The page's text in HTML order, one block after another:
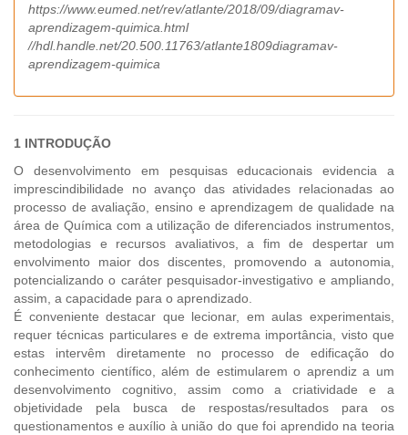
https://www.eumed.net/rev/atlante/2018/09/diagramav-
aprendizagem-quimica.html
//hdl.handle.net/20.500.11763/atlante1809diagramav-
aprendizagem-quimica
1 INTRODUÇÃO
O desenvolvimento em pesquisas educacionais evidencia a
imprescindibilidade no avanço das atividades relacionadas ao
processo de avaliação, ensino e aprendizagem de qualidade na
área de Química com a utilização de diferenciados instrumentos,
metodologias e recursos avaliativos, a fim de despertar um
envolvimento maior dos discentes, promovendo a autonomia,
potencializando o caráter pesquisador-investigativo e ampliando,
assim, a capacidade para o aprendizado.
É conveniente destacar que lecionar, em aulas experimentais,
requer técnicas particulares e de extrema importância, visto que
estas intervêm diretamente no processo de edificação do
conhecimento científico, além de estimularem o aprendiz a um
desenvolvimento cognitivo, assim como a criatividade e a
objetividade pela busca de respostas/resultados para os
questionamentos e auxílio à união do que foi aprendido na teoria